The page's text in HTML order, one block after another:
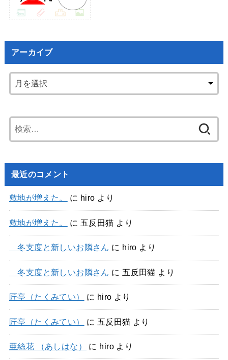
アーカイブ
索:
最近のコメント
敷地が増えた。 に hiro より
敷地が増えた。 に 五反田猫 より
冬支度と新しいお隣さん に hiro より
冬支度と新しいお隣さん に 五反田猫 より
匠亭（たくみてい） に hiro より
匠亭（たくみてい） に 五反田猫 より
亜絲花 （あしはな） に hiroより